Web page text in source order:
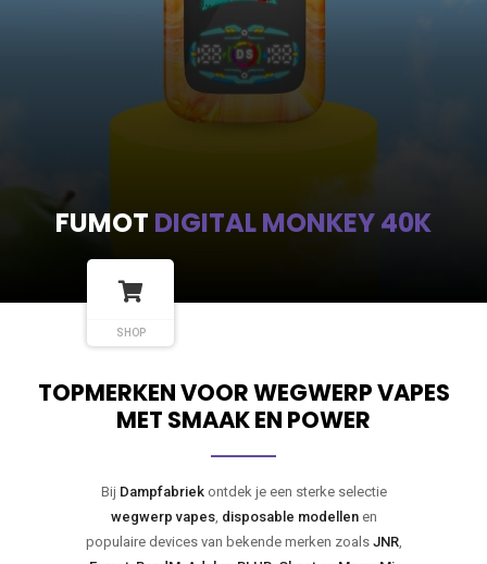
FUMOT DIGITAL MONKEY 40K
SHOP
TOPMERKEN VOOR WEGWERP VAPES
MET SMAAK EN POWER
Bij Dampfabriekontdek je een sterke selectie
wegwerp vapes, disposable modellenen
populaire devices van bekende merken zoals JNR,